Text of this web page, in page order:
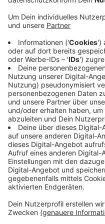
Anzeige
Hinter der KRB stecken
Stadt: unter anderem
Zoofreunden. Ihr Ziel:
und den Eishockeysport
zu stärken. Sowohl im
Nachwuchsbereich. Der
Krefeld Pinguine
und man könne sich mit
einer Pressemitteilung.
bestehenden
Krefelder Unternehmer
Anzeige